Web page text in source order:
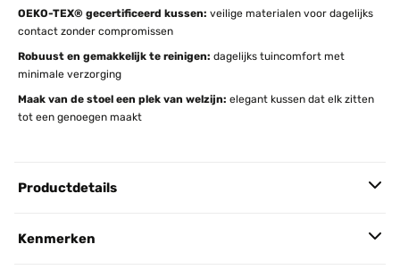
OEKO-TEX® gecertificeerd kussen: veilige materialen voor dagelijks
contact zonder compromissen
Robuust en gemakkelijk te reinigen: dagelijks tuincomfort met
minimale verzorging
Maak van de stoel een plek van welzijn: elegant kussen dat elk zitten
tot een genoegen maakt
Productdetails
Kenmerken